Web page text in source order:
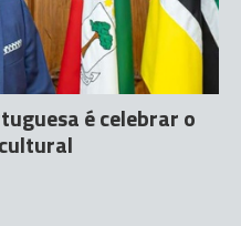
é celebrar o